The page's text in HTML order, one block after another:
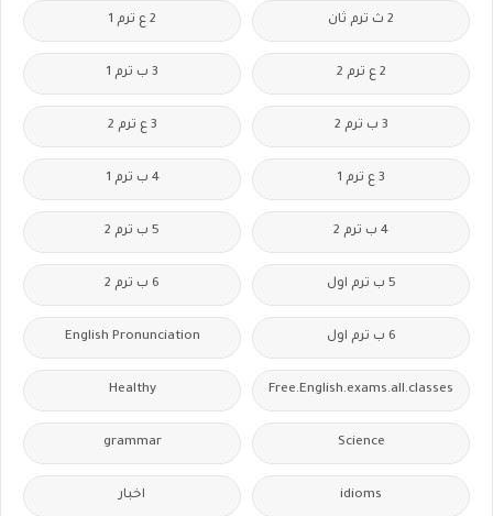
2 ث ترم ثان 2 ع ترم 1
2 ع ترم 2 3 ب ترم 1
3 ب ترم 2 3 ع ترم 2
3 ع ترم 1 4 ب ترم 1
4 ب ترم 2 5 ب ترم 2
5 ب ترم اول 6 ب ترم 2
6 ب ترم اول English Pronunciation
Free.English.exams.all.classes
Healthy
Science
grammar
idioms اخبار